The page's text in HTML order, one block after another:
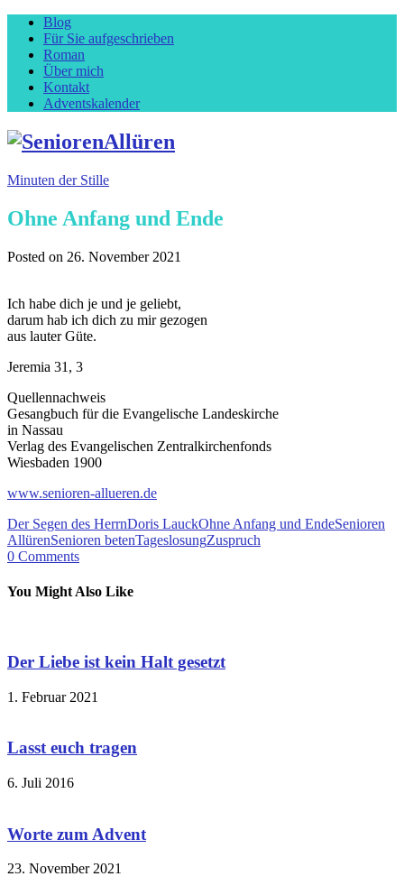
Blog
Für Sie aufgeschrieben
Roman
Über mich
Kontakt
Adventskalender
Minuten der Stille
Ohne Anfang und Ende
Posted on 26. November 2021
Ich habe dich je und je geliebt,
darum hab ich dich zu mir gezogen
aus lauter Güte.
Jeremia 31, 3
Quellennachweis
Gesangbuch für die Evangelische Landeskirche
in Nassau
Verlag des Evangelischen Zentralkirchenfonds
Wiesbaden 1900
www.senioren-allueren.de
Der Segen des HerrnDoris LauckOhne Anfang und EndeSenioren
AllürenSenioren betenTageslosungZuspruch
0 Comments
You Might Also Like
Der Liebe ist kein Halt gesetzt
1. Februar 2021
Lasst euch tragen
6. Juli 2016
Worte zum Advent
23. November 2021